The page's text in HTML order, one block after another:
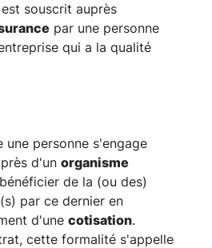
souscrit auprès
par une personne
qui a la qualité
une personne s'engage
d'un organisme
de la (ou des)
par ce dernier en
d'une cotisation.
cette formalité s'appelle